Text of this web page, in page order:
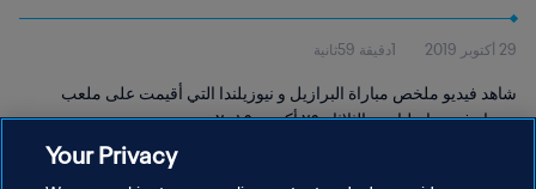
فيديو ملخص
29 أكتوبر 2019 1دقيقة 59ثانية
شاهد فيديو ملخص مباراة البرازيل و نيوزيلندا التي أقيمت على ملعب
بريزاو في برازيليا يوم الثلاثاء ٢٩ أكتوبر ٢٠١٩.
Your Privacy